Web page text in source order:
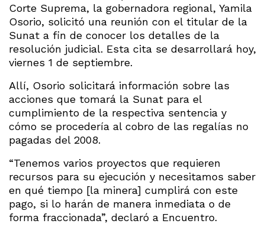
Corte Suprema, la gobernadora regional, Yamila
Osorio, solicitó una reunión con el titular de la
Sunat a fin de conocer los detalles de la
resolución judicial. Esta cita se desarrollará hoy,
viernes 1 de septiembre.
Allí, Osorio solicitará información sobre las
acciones que tomará la Sunat para el
cumplimiento de la respectiva sentencia y
cómo se procedería al cobro de las regalías no
pagadas del 2008.
“Tenemos varios proyectos que requieren
recursos para su ejecución y necesitamos saber
en qué tiempo [la minera] cumplirá con este
pago, si lo harán de manera inmediata o de
forma fraccionada”, declaró a Encuentro.